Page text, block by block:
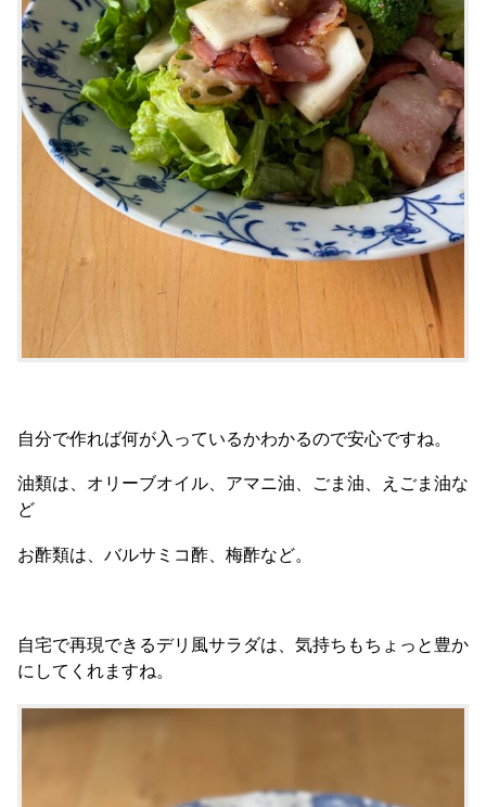
自分で作れば何が入っているかわかるので安心ですね。
油類は、オリーブオイル、アマニ油、ごま油、えごま油な
ど
お酢類は、バルサミコ酢、梅酢など。
自宅で再現できるデリ風サラダは、気持ちもちょっと豊か
にしてくれますね。